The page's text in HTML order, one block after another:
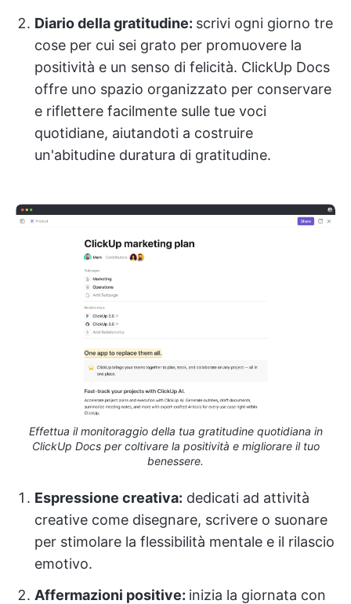
Diario della gratitudine: scrivi ogni giorno tre
cose per cui sei grato per promuovere la
positività e un senso di felicità. ClickUp Docs
offre uno spazio organizzato per conservare
e riflettere facilmente sulle tue voci
quotidiane, aiutandoti a costruire
un'abitudine duratura di gratitudine.
Effettua il monitoraggio della tua gratitudine quotidiana in
ClickUp Docs per coltivare la positività e migliorare il tuo
benessere.
Espressione creativa: dedicati ad attività
creative come disegnare, scrivere o suonare
per stimolare la flessibilità mentale e il rilascio
emotivo.
Affermazioni positive: inizia la giornata con